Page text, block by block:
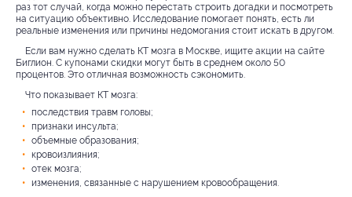
раз тот случай, когда можно перестать строить догадки и посмотреть
на ситуацию объективно. Исследование помогает понять, есть ли
реальные изменения или причины недомогания стоит искать в другом.
Если вам нужно сделать КТ мозга в Москве, ищите акции на сайте
Биглион. С купонами скидки могут быть в среднем около 50
процентов. Это отличная возможность сэкономить.
Что показывает КТ мозга:
последствия травм головы;
признаки инсульта;
объемные образования;
кровоизлияния;
отек мозга;
изменения, связанные с нарушением кровообращения.